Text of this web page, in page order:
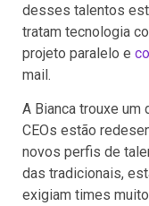
desses talentos
tratam tecnologia
projeto paralelo e
mail.
A Bianca trouxe um
CEOs estão
novos perfis de
das tradicionais,
exigiam times